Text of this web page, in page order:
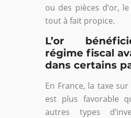
ou des pièces d’or,
tout à fait propice.
L’or
régime fiscal
dans certains
En France, la taxe
est plus favorable
autres types